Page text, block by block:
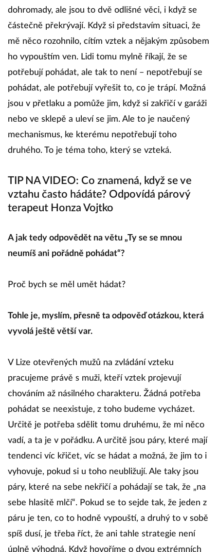
dohromady, ale jsou to dvě odlišné věci, i když se
částečně překrývají. Když si představím situaci, že
mě něco rozohnilo, cítím vztek a nějakým způsobem
ho vypouštím ven. Lidi tomu mylně říkají, že se
potřebují pohádat, ale tak to není – nepotřebují se
pohádat, ale potřebují vyřešit to, co je trápí. Možná
jsou v přetlaku a pomůže jim, když si zakřičí v garáži
nebo ve sklepě a uleví se jim. Ale to je naučený
mechanismus, ke kterému nepotřebují toho
druhého. To je téma toho, který se vzteká.
TIP NA VIDEO: Co znamená, když se ve
vztahu často hádáte? Odpovídá párový
terapeut Honza Vojtko
A jak tedy odpovědět na větu „Ty se se mnou
neumíš ani pořádně pohádat“?
Proč bych se měl umět hádat?
Tohle je, myslím, přesně ta odpověď otázkou, která
vyvolá ještě větší var.
V Lize otevřených mužů na zvládání vzteku
pracujeme právě s muži, kteří vztek projevují
chováním až násilného charakteru. Žádná potřeba
pohádat se neexistuje, z toho budeme vycházet.
Určitě je potřeba sdělit tomu druhému, že mi něco
vadí, a ta je v pořádku. A určitě jsou páry, které mají
tendenci víc křičet, víc se hádat a možná, že jim to i
vyhovuje, pokud si u toho neubližují. Ale taky jsou
páry, které na sebe nekřičí a pohádají se tak, že „na
sebe hlasitě mlčí“. Pokud se to sejde tak, že jeden z
páru je ten, co to hodně vypouští, a druhý to v sobě
spíš dusí, je třeba říct, že ani tahle strategie není
úplně výhodná. Když hovoříme o dvou extrémních